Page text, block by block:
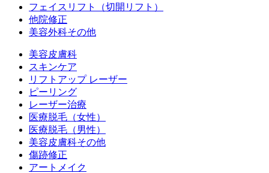
フェイスリフト（切開リフト）
他院修正
美容外科その他
美容皮膚科
スキンケア
リフトアップ レーザー
ピーリング
レーザー治療
医療脱毛（女性）
医療脱毛（男性）
美容皮膚科その他
傷跡修正
アートメイク